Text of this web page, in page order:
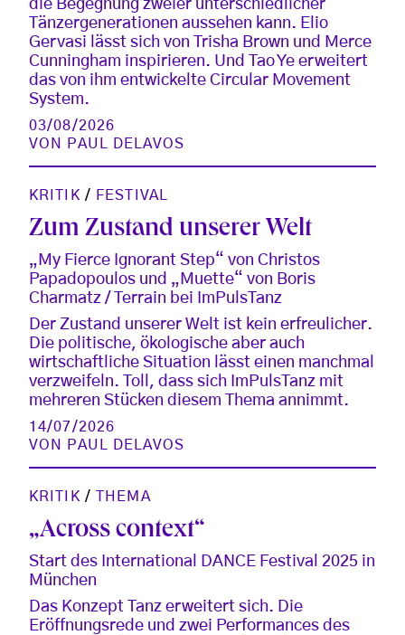
die Begegnung zweier unterschiedlicher
Tänzergenerationen aussehen kann. Elio
Gervasi lässt sich von Trisha Brown und Merce
Cunningham inspirieren. Und Tao Ye erweitert
das von ihm entwickelte Circular Movement
System.
03/08/2026
VON
PAUL DELAVOS
KRITIK / FESTIVAL
Zum Zustand unserer Welt
„My Fierce Ignorant Step“ von Christos
Papadopoulos und „Muette“ von Boris
Charmatz / Terrain bei ImPulsTanz
Der Zustand unserer Welt ist kein erfreulicher.
Die politische, ökologische aber auch
wirtschaftliche Situation lässt einen manchmal
verzweifeln. Toll, dass sich ImPulsTanz mit
mehreren Stücken diesem Thema annimmt.
14/07/2026
VON
PAUL DELAVOS
KRITIK / THEMA
„Across context“
Start des International DANCE Festival 2025 in
München
Das Konzept Tanz erweitert sich. Die
Eröffnungsrede und zwei Performances des